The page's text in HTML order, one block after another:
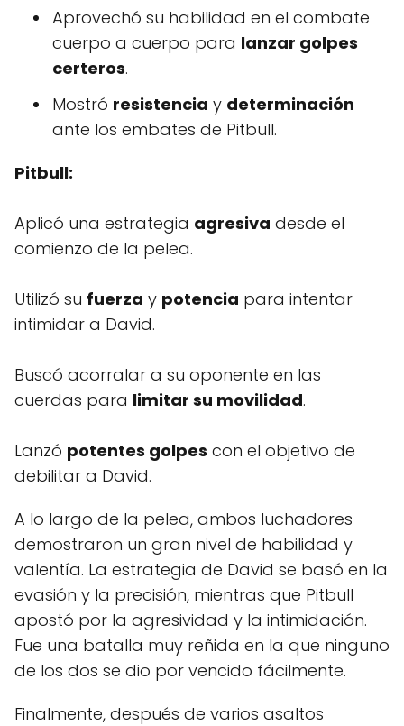
Aprovechó su habilidad en el combate
cuerpo a cuerpo para lanzar golpes
certeros.
Mostró resistencia y determinación
ante los embates de Pitbull.
Pitbull:
Aplicó una estrategia agresiva desde el
comienzo de la pelea.
Utilizó su fuerza y potencia para intentar
intimidar a David.
Buscó acorralar a su oponente en las
cuerdas para limitar su movilidad.
Lanzó potentes golpes con el objetivo de
debilitar a David.
A lo largo de la pelea, ambos luchadores
demostraron un gran nivel de habilidad y
valentía. La estrategia de David se basó en la
evasión y la precisión, mientras que Pitbull
apostó por la agresividad y la intimidación.
Fue una batalla muy reñida en la que ninguno
de los dos se dio por vencido fácilmente.
Finalmente, después de varios asaltos